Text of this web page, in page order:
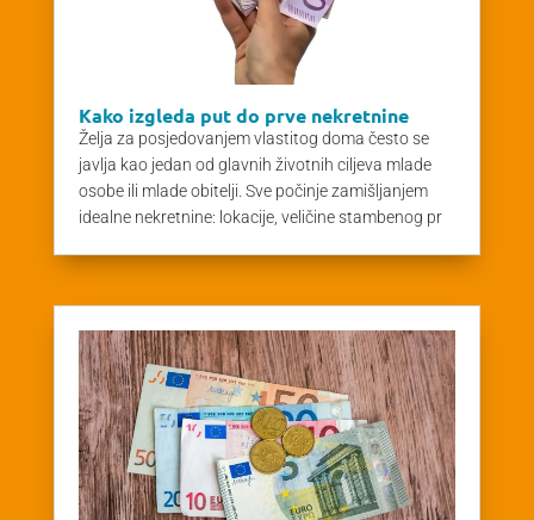
Kako izgleda put do prve nekretnine
Želja za posjedovanjem vlastitog doma često se
javlja kao jedan od glavnih životnih ciljeva mlade
osobe ili mlade obitelji. Sve počinje zamišljanjem
idealne nekretnine: lokacije, veličine stambenog pr